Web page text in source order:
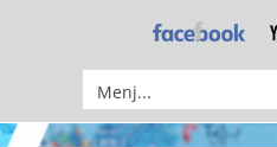
Menj...